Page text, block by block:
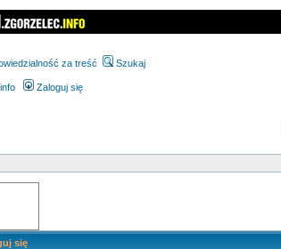
za treść Szukaj
Zaloguj się
się